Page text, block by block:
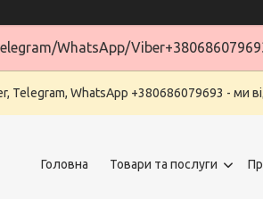
WhatsApp/
Telegram, WhatsApp +380686079693 - ми
Головна Товари та послуги